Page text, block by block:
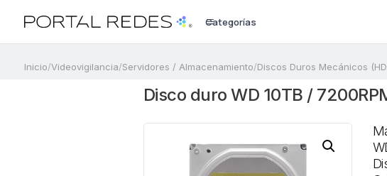
a
Categorías
Inicio/Videovigilancia/Servidores / Almacenamiento/Discos Duros Mecánicos
Disco duro WD 10TB /